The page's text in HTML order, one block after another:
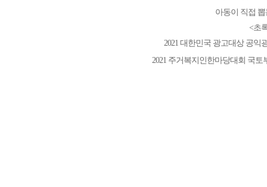
아동이 직접
<초
2021 대한민국 광고대상 공익
2021 주거복지인한마당대회 국토